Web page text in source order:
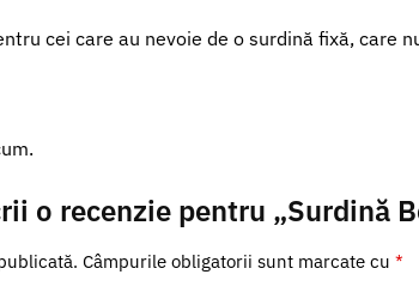
cei care au nevoie de o surdină fixă, care
o recenzie pentru „Surdină
Câmpurile obligatorii sunt marcate cu *